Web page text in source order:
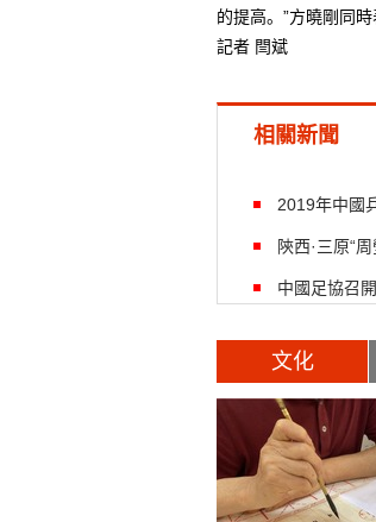
的提高。”方曉剛同
記者 閆斌
相關新聞
2019年中國
陝西·三原“
中國足協召
文化